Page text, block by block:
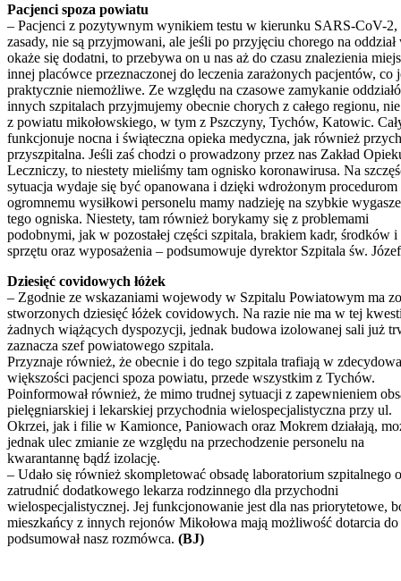
Pacjenci spoza powiatu
– Pacjenci z pozytywnym wynikiem testu w kierunku SARS-CoV-2,
zasady, nie są przyjmowani, ale jeśli po przyjęciu chorego na
okaże się dodatni, to przebywa on u nas aż do czasu znalezienia
innej placówce przeznaczonej do leczenia zarażonych pacjentów, co
praktycznie niemożliwe. Ze względu na czasowe zamykanie
innych szpitalach przyjmujemy obecnie chorych z całego regionu,
z powiatu mikołowskiego, w tym z Pszczyny, Tychów, Katowic.
funkcjonuje nocna i świąteczna opieka medyczna, jak również
przyszpitalna. Jeśli zaś chodzi o prowadzony przez nas Zakład
Leczniczy, to niestety mieliśmy tam ognisko koronawirusa. Na
sytuacja wydaje się być opanowana i dzięki wdrożonym procedurom
ogromnemu wysiłkowi personelu mamy nadzieję na szybkie
tego ogniska. Niestety, tam również borykamy się z problemami
podobnymi, jak w pozostałej części szpitala, brakiem kadr, środków i
sprzętu oraz wyposażenia – podsumowuje dyrektor Szpitala św.
Dziesięć covidowych łóżek
– Zgodnie ze wskazaniami wojewody w Szpitalu Powiatowym ma
stworzonych dziesięć łóżek covidowych. Na razie nie ma w tej
żadnych wiążących dyspozycji, jednak budowa izolowanej sali już
zaznacza szef powiatowego szpitala.
Przyznaje również, że obecnie i do tego szpitala trafiają w
większości pacjenci spoza powiatu, przede wszystkim z Tychów.
Poinformował również, że mimo trudnej sytuacji z zapewnieniem
pielęgniarskiej i lekarskiej przychodnia wielospecjalistyczna przy ul.
Okrzei, jak i filie w Kamionce, Paniowach oraz Mokrem działają,
jednak ulec zmianie ze względu na przechodzenie personelu na
kwarantannę bądź izolację.
– Udało się również skompletować obsadę laboratorium szpitalnego
zatrudnić dodatkowego lekarza rodzinnego dla przychodni
wielospecjalistycznej. Jej funkcjonowanie jest dla nas priorytetowe,
mieszkańcy z innych rejonów Mikołowa mają możliwość dotarcia
podsumował nasz rozmówca. (BJ)